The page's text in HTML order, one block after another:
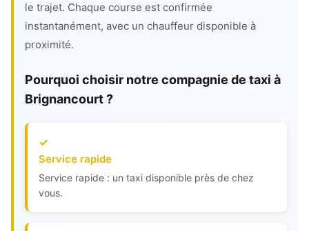
le trajet. Chaque course est confirmée
instantanément, avec un chauffeur disponible à
proximité.
Pourquoi choisir notre compagnie de taxi à
Brignancourt ?
Service rapide
Service rapide : un taxi disponible près de chez
vous.